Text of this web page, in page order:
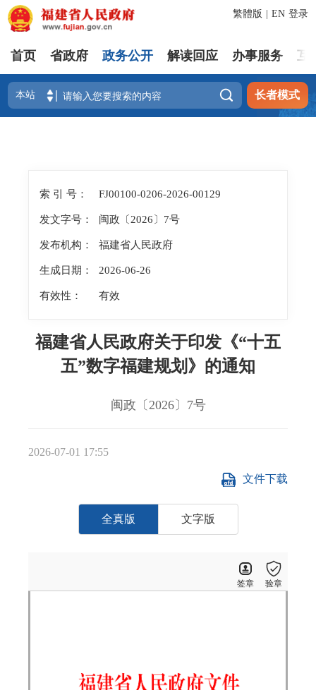
登录
繁體版 EN
首页 省政府 政务公开 解读回应 办事服务 互
 长者模式
索 引 号： FJ00100-0206-2026-00129
发文字号： 闽政〔2026〕7号
发布机构： 福建省人民政府
生成日期： 2026-06-26
有效性： 有效
福建省人民政府关于印发《“十五
五”数字福建规划》的通知
闽政〔2026〕7号
2026-07-01 17:55
全真版 文字版
文件下载